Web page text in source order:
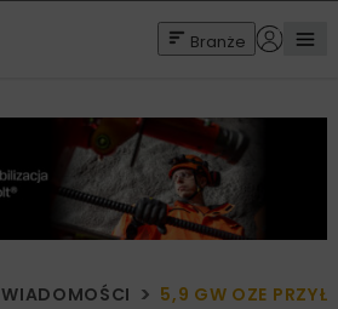
Branże
WIADOMOŚCI 5,9 GW OZE